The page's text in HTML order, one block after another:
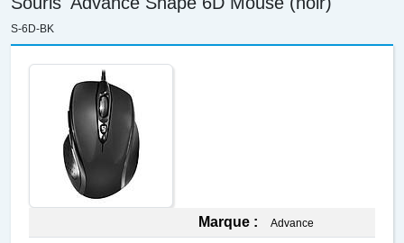
S-6D-BK
Marque : Advance